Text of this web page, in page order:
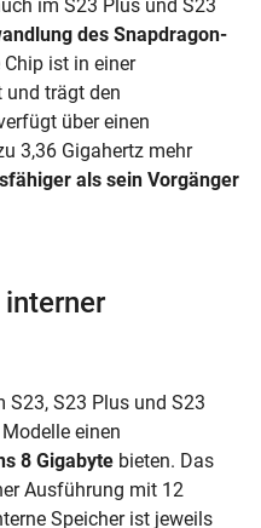
im S23 Plus und S23
des Snapdragon-
Chip ist in einer
und trägt den
über einen
3,36 Gigahertz mehr
als sein Vorgänger
S23, S23 Plus und S23
einen
8 Gigabyte bieten. Das
Ausführung mit 12
Speicher ist jeweils